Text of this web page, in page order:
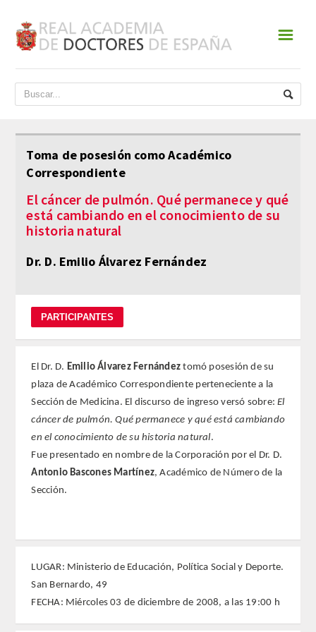
ACADEMIA
DATOS HISTÓRICOS
HISTORIA
PRESIDENTES
ESTATUTOS
FUNDACIÓN LIBERADE
ACADÉMICOS
SECCIONES
TEOLOGÍA
☰
Toma de posesión como Académico
Correspondiente
El cáncer de pulmón. Qué permanece y qué
está cambiando en el conocimiento de su
historia natural
Dr. D. Emilio Álvarez Fernández
El Dr. D. Emilio Álvarez Fernández tomó posesión de su
plaza de Académico Correspondiente perteneciente a la
Sección de Medicina. El discurso de ingreso versó sobre:El
cáncer de pulmón. Qué permanece y qué está cambiando
en el conocimiento de su historia natural.
Fue presentado en nombre de la Corporación por el Dr. D.
Antonio Bascones Martínez, Académico de Número de la
Sección.
LUGAR: Ministerio de Educación, Política Social y Deporte.
San Bernardo, 49
FECHA: Miércoles 03 de diciembre de 2008, a las 19:00 h